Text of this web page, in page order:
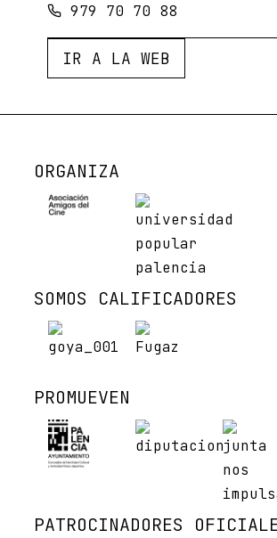
979 70 70 88
IR A LA WEB
ORGANIZA
SOMOS CALIFICADORES
PROMUEVEN
PATROCINADORES